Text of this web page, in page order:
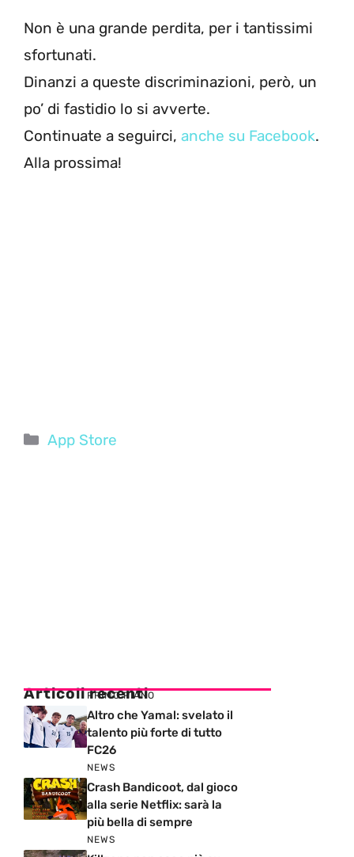
Non è una grande perdita, per i tantissimi
sfortunati.
Dinanzi a queste discriminazioni, però, un
po’ di fastidio lo si avverte.
Continuate a seguirci, anche su Facebook.
Alla prossima!
Categorie
App Store
Articoli recenti
PRIMO PIANO
Altro che Yamal: svelato il
talento più forte di tutto
FC26
NEWS
Crash Bandicoot, dal gioco
alla serie Netflix: sarà la
più bella di sempre
NEWS